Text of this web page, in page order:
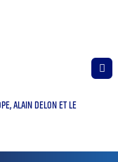
ALAIN DELON ET LE